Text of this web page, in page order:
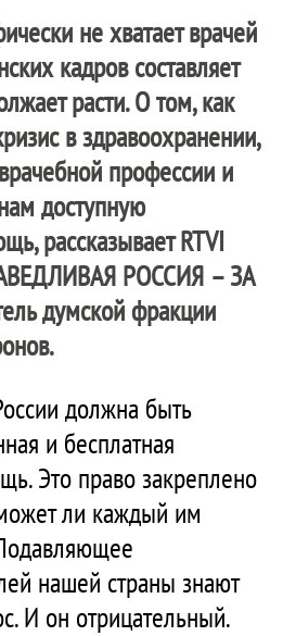
не хватает врачей
кадров составляет
расти. О том, как
в здравоохранении,
профессии и
доступную
рассказывает RTVI
РОССИЯ – ЗА
думской фракции
должна быть
и бесплатная
Это право закреплено
ли каждый им
нашей страны знают
И он отрицательный.